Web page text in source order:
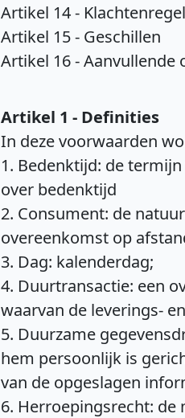
Artikel 14 -
Artikel 15 - Geschillen
Artikel 16 -
Artikel 1 - Definities
In deze voorwaarden
1. Bedenktijd: de
over bedenktijd
2. Consument: de
overeenkomst op
3. Dag: kalenderdag;
4. Duurtransactie: een
waarvan de leverings-
5. Duurzame
hem persoonlijk is
van de opgeslagen
6. Herroepingsrecht: